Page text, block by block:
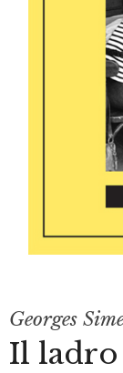
Georges
Il